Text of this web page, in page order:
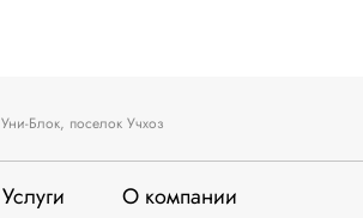
Уни-Блок, поселок Учхоз
Услуги О компании